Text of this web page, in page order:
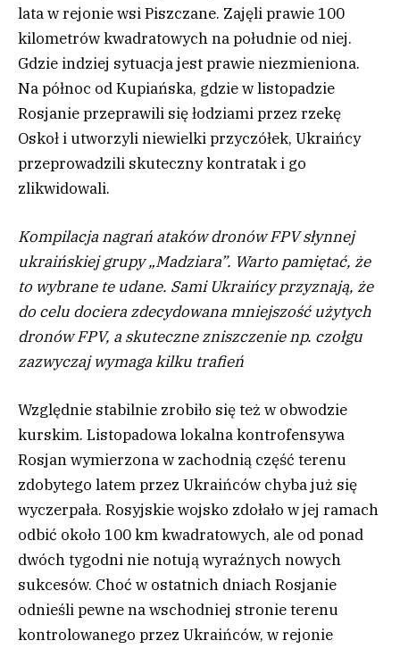
lata w rejonie wsi Piszczane. Zajęli prawie 100
kilometrów kwadratowych na południe od niej.
Gdzie indziej sytuacja jest prawie niezmieniona.
Na północ od Kupiańska, gdzie w listopadzie
Rosjanie przeprawili się łodziami przez rzekę
Oskoł i utworzyli niewielki przyczółek, Ukraińcy
przeprowadzili skuteczny kontratak i go
zlikwidowali.
Kompilacja nagrań ataków dronów FPV słynnej
ukraińskiej grupy „Madziara”. Warto pamiętać, że
to wybrane te udane. Sami Ukraińcy przyznają, że
do celu dociera zdecydowana mniejszość użytych
dronów FPV, a skuteczne zniszczenie np. czołgu
zazwyczaj wymaga kilku trafień
Względnie stabilnie zrobiło się też w obwodzie
kurskim. Listopadowa lokalna kontrofensywa
Rosjan wymierzona w zachodnią część terenu
zdobytego latem przez Ukraińców chyba już się
wyczerpała. Rosyjskie wojsko zdołało w jej ramach
odbić około 100 km kwadratowych, ale od ponad
dwóch tygodni nie notują wyraźnych nowych
sukcesów. Choć w ostatnich dniach Rosjanie
odnieśli pewne na wschodniej stronie terenu
kontrolowanego przez Ukraińców, w rejonie